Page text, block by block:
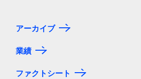
アーカイブ
業績
ファクトシート